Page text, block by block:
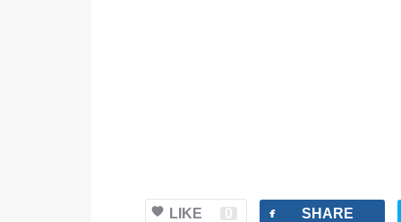
LIKE 0 facebook SHARE